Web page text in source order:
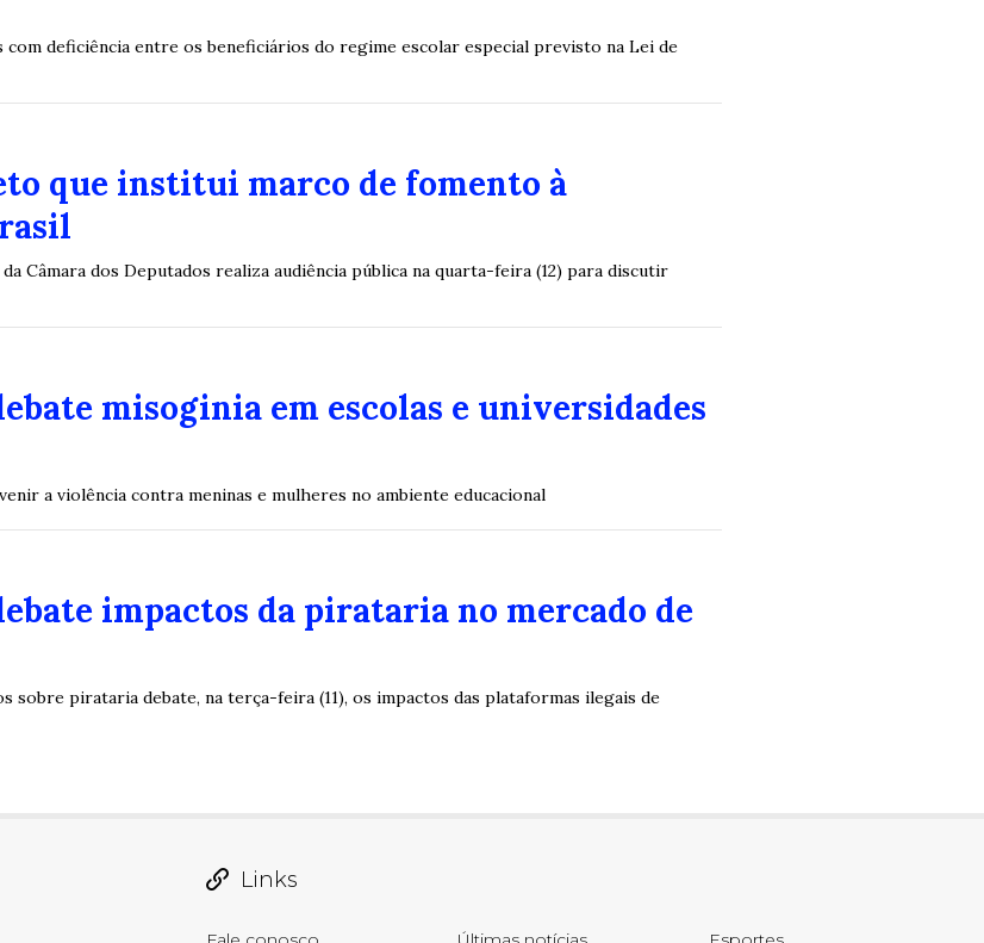
deficiência entre os beneficiários do regime escolar especial previsto na Lei de
que institui marco de fomento à
Câmara dos Deputados realiza audiência pública na quarta-feira (12) para discutir
misoginia em escolas e universidades
a violência contra meninas e mulheres no ambiente educacional
impactos da pirataria no mercado de
sobre pirataria debate, na terça-feira (11), os impactos das plataformas ilegais de
Links